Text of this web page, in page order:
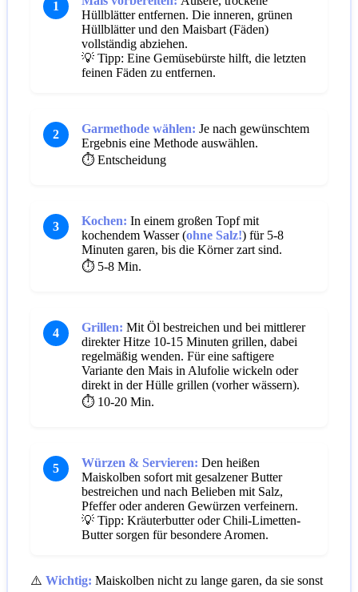
1
Hüllblätter entfernen. Die inneren, grünen
Hüllblätter und den Maisbart (Fäden)
vollständig abziehen.
💡 Tipp: Eine Gemüsebürste hilft, die letzten
feinen Fäden zu entfernen.
2 Garmethode wählen: Je nach gewünschtem
Ergebnis eine Methode auswählen.
⏱️ Entscheidung
3 Kochen: In einem großen Topf mit
kochendem Wasser (ohne Salz!) für 5-8
Minuten garen, bis die Körner zart sind.
⏱️ 5-8 Min.
4 Grillen: Mit Öl bestreichen und bei mittlerer
direkter Hitze 10-15 Minuten grillen, dabei
regelmäßig wenden. Für eine saftigere
Variante den Mais in Alufolie wickeln oder
direkt in der Hülle grillen (vorher wässern).
⏱️ 10-20 Min.
5 Würzen & Servieren: Den heißen
Maiskolben sofort mit gesalzener Butter
bestreichen und nach Belieben mit Salz,
Pfeffer oder anderen Gewürzen verfeinern.
💡 Tipp: Kräuterbutter oder Chili-Limetten-
Butter sorgen für besondere Aromen.
⚠️ Wichtig: Maiskolben nicht zu lange garen, da sie sonst